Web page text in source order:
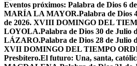
Eventos próximos: Palabra de Dios 6
MARÍA LA MAYOR.Palabra de Dios
de 2026. XVIII DOMINGO DEL
LOYOLA.Palabra de Dios 30 de
LÁZARO.Palabra de Dios 28 de
XVII DOMINGO DEL TIEMPO
Presbítero.El futuro: Una, santa,